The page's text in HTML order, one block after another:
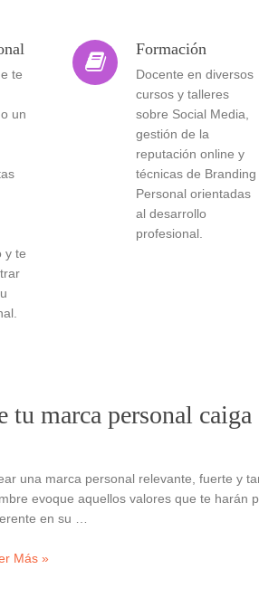
te
un
y te

Formación
Docente en diversos
cursos y talleres
sobre Social Media,
gestión de la
reputación online y
técnicas de Branding
Personal orientadas
al desarrollo
profesional.
tu marca personal caiga
una marca personal relevante, fuerte y
evoque aquellos valores que te harán
en su …
Más »